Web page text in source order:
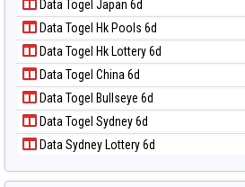
Data Togel Magnum Cambodia
Data Togel Nagoya
Data Togel North Carolina Day
Data Togel Pcso
Data Togel Sao Paulo
Data Togel Singapore
Data Togel Sydney
Data Togel Sydney Lottery
Data Togel Japan 6d
Data Togel Hk Pools 6d
Data Togel Hk Lottery 6d
Data Togel China 6d
Data Togel Bullseye 6d
Data Togel Sydney 6d
Data Sydney Lottery 6d